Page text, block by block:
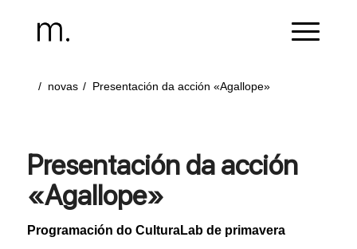
/ novas / Presentación da acción «Agallope»
Presentación da acción
«Agallope»
Programación do CulturaLab de primavera